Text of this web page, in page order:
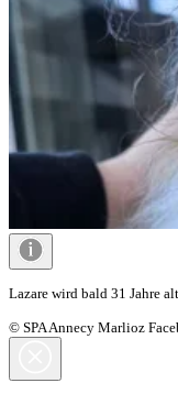
Lazare wird bald 31 Jahre alt
© SPA Annecy Marlioz